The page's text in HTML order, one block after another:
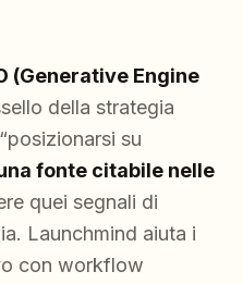
(Generative Engine
della strategia
su
fonte citabile nelle
quei segnali di
Launchmind aiuta i
con workflow